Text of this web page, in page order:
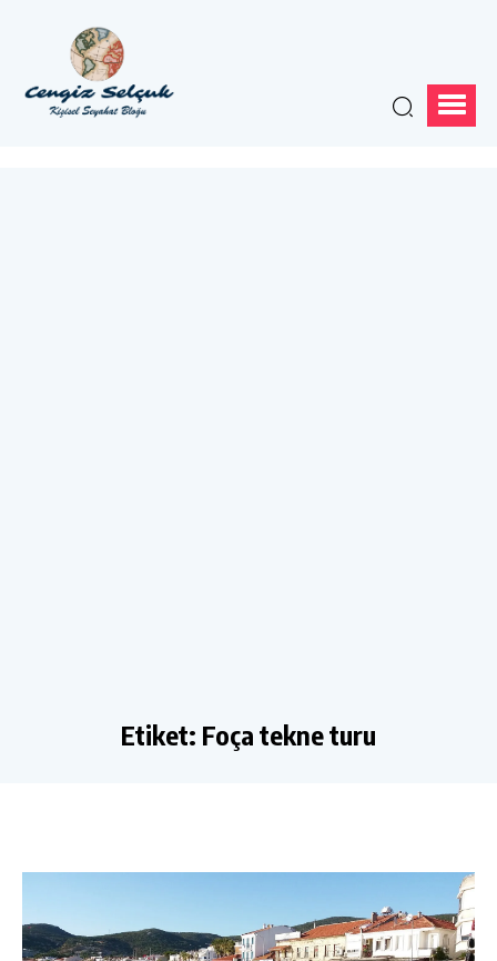
Etiket: Foça tekne turu